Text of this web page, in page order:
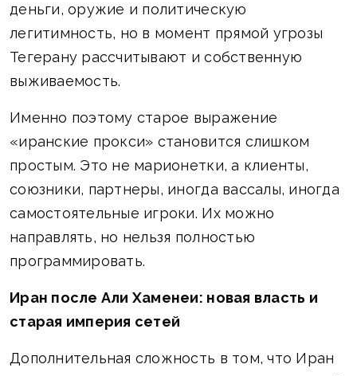
деньги, оружие и политическую
легитимность, но в момент прямой угрозы
Тегерану рассчитывают и собственную
выживаемость.
Именно поэтому старое выражение
«иранские прокси» становится слишком
простым. Это не марионетки, а клиенты,
союзники, партнеры, иногда вассалы, иногда
самостоятельные игроки. Их можно
направлять, но нельзя полностью
программировать.
Иран после Али Хаменеи: новая власть и
старая империя сетей
Дополнительная сложность в том, что Иран